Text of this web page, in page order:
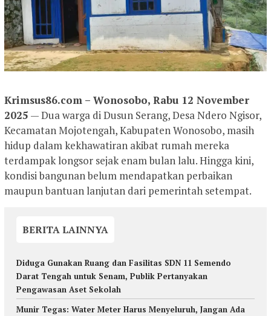
Krimsus86.com – Wonosobo, Rabu 12 November
2025 — Dua warga di Dusun Serang, Desa Ndero Ngisor,
Kecamatan Mojotengah, Kabupaten Wonosobo, masih
hidup dalam kekhawatiran akibat rumah mereka
terdampak longsor sejak enam bulan lalu. Hingga kini,
kondisi bangunan belum mendapatkan perbaikan
maupun bantuan lanjutan dari pemerintah setempat.
BERITA LAINNYA
Diduga Gunakan Ruang dan Fasilitas SDN 11 Semendo
Darat Tengah untuk Senam, Publik Pertanyakan
Pengawasan Aset Sekolah
Munir Tegas: Water Meter Harus Menyeluruh, Jangan Ada